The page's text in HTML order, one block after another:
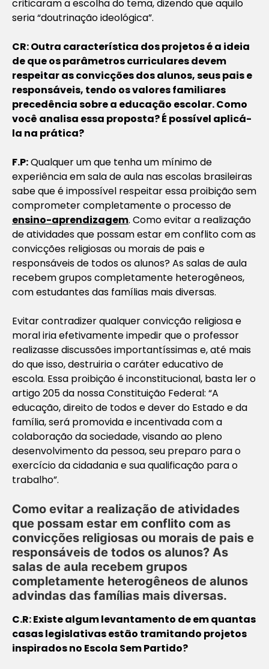
criticaram a escolha do tema, dizendo que aquilo
seria “doutrinação ideológica”.
CR: Outra característica dos projetos é a ideia
de que os parâmetros curriculares devem
respeitar as convicções dos alunos, seus pais e
responsáveis, tendo os valores familiares
precedência sobre a educação escolar. Como
você analisa essa proposta? É possível aplicá-
la na prática?
F.P:Qualquer um que tenha um mínimo de
experiência em sala de aula nas escolas brasileiras
sabe que é impossível respeitar essa proibição sem
comprometer completamente o processo de
ensino-aprendizagem. Como evitar a realização
de atividades que possam estar em conflito com as
convicções religiosas ou morais de pais e
responsáveis de todos os alunos? As salas de aula
recebem grupos completamente heterogêneos,
com estudantes das famílias mais diversas.
Evitar contradizer qualquer convicção religiosa e
moral iria efetivamente impedir que o professor
realizasse discussões importantíssimas e, até mais
do que isso, destruiria o caráter educativo de
escola. Essa proibição é inconstitucional, basta ler o
artigo 205 da nossa Constituição Federal: “A
educação, direito de todos e dever do Estado e da
família, será promovida e incentivada com a
colaboração da sociedade, visando ao pleno
desenvolvimento da pessoa, seu preparo para o
exercício da cidadania e sua qualificação para o
trabalho”.
Como evitar a realização de atividades
que possam estar em conflito com as
convicções religiosas ou morais de pais e
responsáveis de todos os alunos? As
salas de aula recebem grupos
completamente heterogêneos de alunos
advindas das famílias mais diversas.
C.R: Existe algum levantamento de em quantas
casas legislativas estão tramitando projetos
inspirados no Escola Sem Partido?